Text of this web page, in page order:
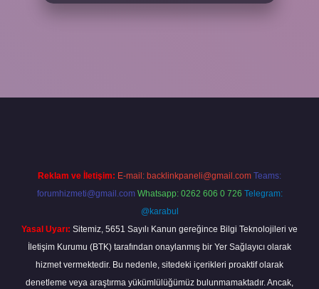
Reklam ve İletişim: E-mail: backlinkpaneli@gmail.com Teams:
forumhizmeti@gmail.com Whatsapp: 0262 606 0 726 Telegram:
@karabul
Yasal Uyarı: Sitemiz, 5651 Sayılı Kanun gereğince Bilgi Teknolojileri ve
İletişim Kurumu (BTK) tarafından onaylanmış bir Yer Sağlayıcı olarak
hizmet vermektedir. Bu nedenle, sitedeki içerikleri proaktif olarak
denetleme veya araştırma yükümlülüğümüz bulunmamaktadır. Ancak,